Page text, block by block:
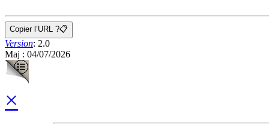
Copier l’URL ?📋
Version: 2.0
Maj : 04/07/2026
×